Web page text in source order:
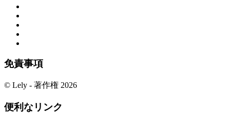
免責事項
© Lely - 著作権 2026
便利なリンク